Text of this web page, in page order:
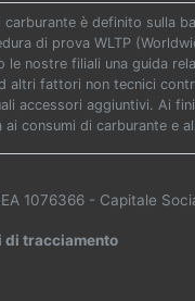
è definito sulla
di prova WLTP
le nostre filiali una guida
fattori non tecnici
accessori aggiuntivi. Ai
consumi di carburante e
1076366 - Capitale
di tracciamento